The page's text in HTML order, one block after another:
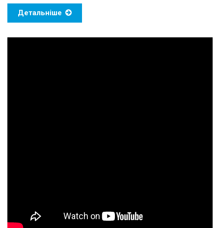
Детальніше